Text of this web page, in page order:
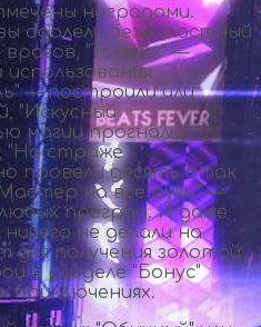
наградами.
одолели безжалостный
врагов, "Тактик" —
— построили или
"Искусный
магии прогнали
"На страже
провели десять атак
на все руки" —
преград. И даже
не делали на
для получения золотой
в разделе "Бонус"